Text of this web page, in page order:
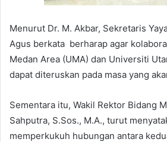
Menurut Dr. M. Akbar, Sekretaris
Agus berkata berharap agar
Medan Area (UMA) dan Universiti
dapat diteruskan pada masa yang
Sementara itu, Wakil Rektor Bidang
Sahputra, S.Sos., M.A., turut
memperkukuh hubungan antara